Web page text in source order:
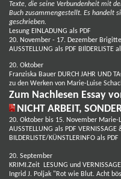
Texte, die seine Verbundenheit mit
Buch zusammengestellt. Es handelt
geschrieben.
Lesung EINLADUNG als PDF
20. November - 17. Dezember
AUSSTELLUNG als PDF BIlDERLISTE
20. Oktober
Franziska Bauer DURCH JAHR UND
zu den Werken von Marie-Luise
Zum Nachlesen Essay
NICHT ARBEIT,
20. Oktober bis 15. November Marie-
AUSSTELLUNG als PDF VERNISSAGE
BILDERLISTE/KÜNSTLERINFO als PDF
20. September
KRIMI.Zeit
LESUNG und
Ingrid J. Poljak "Rot wie Blut. Acht